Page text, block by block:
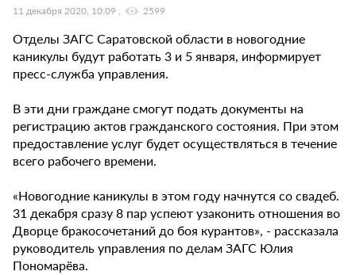
11 декабря 2020, 10:09 2599
Отделы ЗАГС Саратовской области в новогодние
каникулы будут работать 3 и 5 января, информирует
пресс-служба управления.
В эти дни граждане смогут подать документы на
регистрацию актов гражданского состояния. При этом
предоставление услуг будет осуществляться в течение
всего рабочего времени.
«Новогодние каникулы в этом году начнутся со свадеб.
31 декабря сразу 8 пар успеют узаконить отношения во
Дворце бракосочетаний до боя курантов», - рассказала
руководитель управления по делам ЗАГС Юлия
Пономарёва.